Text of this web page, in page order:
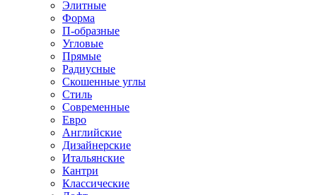
Элитные
Форма
П-образные
Угловые
Прямые
Радиусные
Скошенные углы
Стиль
Современные
Евро
Английские
Дизайнерские
Итальянские
Кантри
Классические